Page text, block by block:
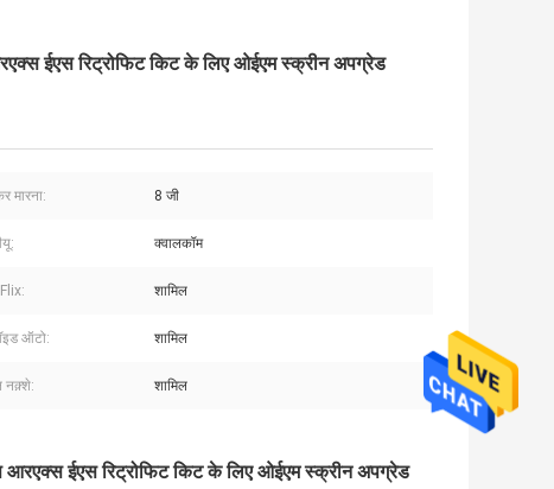
ईएस रिट्रोफिट किट के लिए ओईएम स्क्रीन अपग्रेड
मारना: 8 जी
क्वालकॉम
शामिल
ऑटो: शामिल
नक़्शे: शामिल
ईएस रिट्रोफिट किट के लिए ओईएम स्क्रीन अपग्रेड